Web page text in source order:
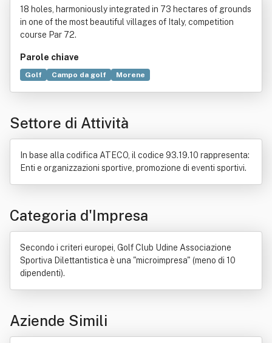
18 holes, harmoniously integrated in 73 hectares of grounds
in one of the most beautiful villages of Italy, competition
course Par 72.
Parole chiave
Golf Campo da golf
Morene
Settore di Attività
In base alla codifica ATECO, il codice 93.19.10 rappresenta:
Enti e organizzazioni sportive, promozione di eventi sportivi.
Categoria d'Impresa
Secondo i criteri europei, Golf Club Udine Associazione
Sportiva Dilettantistica è una "microimpresa" (meno di 10
dipendenti).
Aziende Simili